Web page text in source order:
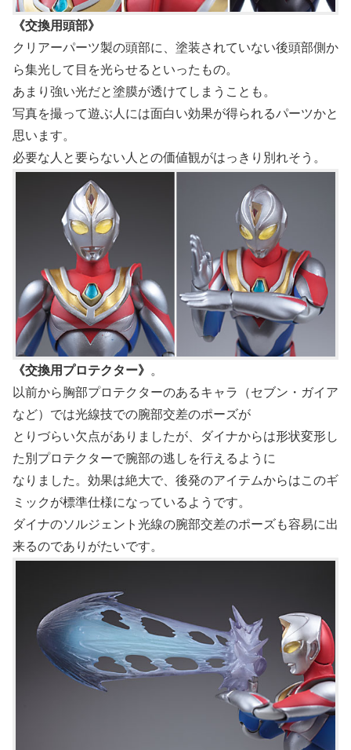
《交換用頭部》
クリアーパーツ製の頭部に、塗装されていない後頭部側か
ら集光して目を光らせるといったもの。
あまり強い光だと塗膜が透けてしまうことも。
写真を撮って遊ぶ人には面白い効果が得られるパーツかと
思います。
必要な人と要らない人との価値観がはっきり別れそう。
《交換用プロテクター》 。
以前から胸部プロテクターのあるキャラ（セブン・ガイア
など）では光線技での腕部交差のポーズが
とりづらい欠点がありましたが、ダイナからは形状変形し
た別プロテクターで腕部の逃しを行えるように
なりました。効果は絶大で、後発のアイテムからはこのギ
ミックが標準仕様になっているようです。
ダイナのソルジェント光線の腕部交差のポーズも容易に出
来るのでありがたいです。